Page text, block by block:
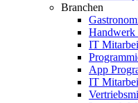
Branchen
Handwerk
IT
App
IT